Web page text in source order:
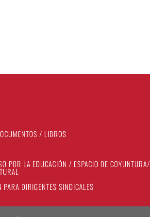
/ LIBROS
POR LA EDUCACIÓN / ESPACIO DE COYUNTURA/
PARA DIRIGENTES SINDICALES